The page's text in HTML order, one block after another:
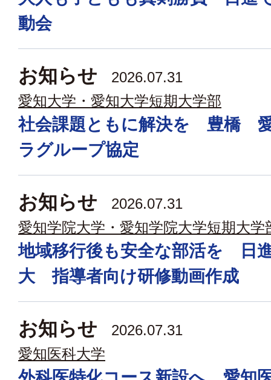
動会
お知らせ
2026.07.31
愛知大学・愛知大学短期大学部
社会課題ともに解決を 豊橋
ラグループ協定
お知らせ
2026.07.31
愛知学院大学・愛知学院大学短期大学
地域移行後も安全な部活を 日
大 指導者向け研修動画作成
お知らせ
2026.07.31
愛知医科大学